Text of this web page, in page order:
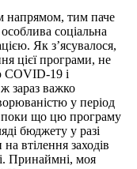
напрямом, тим паче
соціальна
Як з’ясувалося,
цієї програми, не
COVID-19 і
зараз важко
у період
поки що цю програму
бюджету у разі
втілення заходів
Принаймні, моя